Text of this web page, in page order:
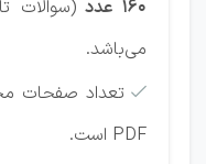
160 عدد
(سوالات
می‌باشد.
 تعداد صفحات
PDF است.